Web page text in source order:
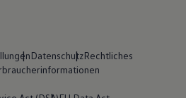
DatenschutzRechtliches